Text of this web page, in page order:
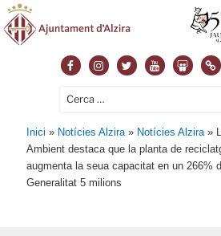
FacebookInstagram
TwitterYoutube
Cerca:
Inici » Notícies Alzira » Notícies Alzira »
Ambient destaca que la planta de
augmenta la seua capacitat en un 266%
Generalitat 5 milions